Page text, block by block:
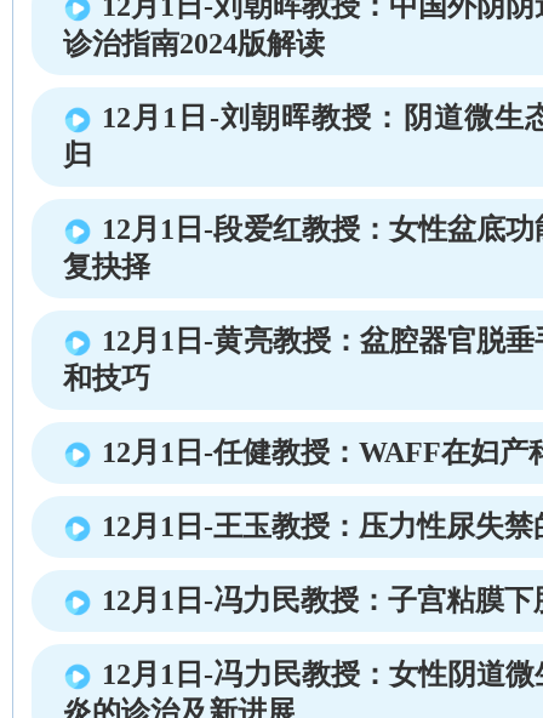
诊治指南2024版解读
12月1日-刘朝晖教授：阴道微生
归
12月1日-段爱红教授：女性盆底
复抉择
12月1日-黄亮教授：盆腔器官脱
和技巧
12月1日-任健教授：WAFF在妇产
12月1日-王玉教授：压力性尿失
12月1日-冯力民教授：子宫粘膜
12月1日-冯力民教授：女性阴道
炎的诊治及新进展